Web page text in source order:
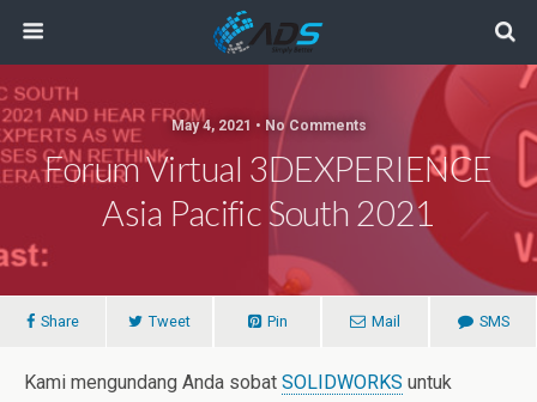
May 4, 2021 • No Comments
Forum Virtual 3DEXPERIENCE
Asia Pacific South 2021
Share Tweet Pin Mail SMS
Kami mengundang Anda sobat SOLIDWORKS untuk